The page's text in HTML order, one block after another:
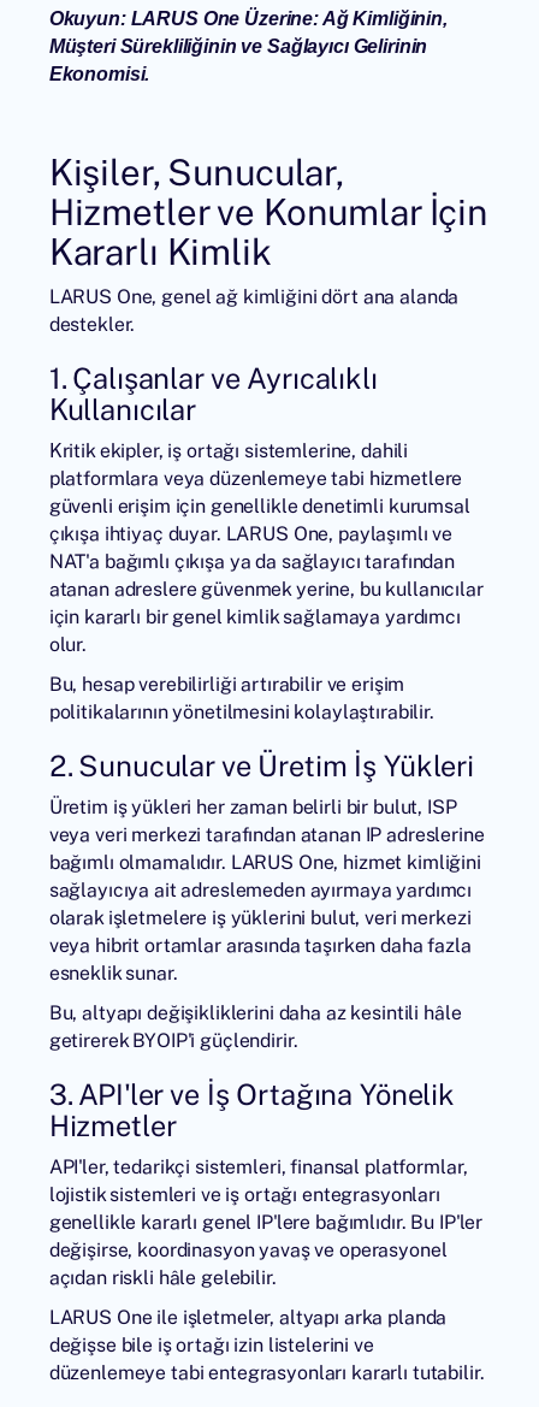
Okuyun: LARUS One Üzerine: Ağ Kimliğinin,
Müşteri Sürekliliğinin ve Sağlayıcı Gelirinin
Ekonomisi.
Kişiler, Sunucular,
Hizmetler ve Konumlar İçin
Kararlı Kimlik
LARUS One, genel ağ kimliğini dört ana alanda
destekler.
1. Çalışanlar ve Ayrıcalıklı
Kullanıcılar
Kritik ekipler, iş ortağı sistemlerine, dahili
platformlara veya düzenlemeye tabi hizmetlere
güvenli erişim için genellikle denetimli kurumsal
çıkışa ihtiyaç duyar. LARUS One, paylaşımlı ve
NAT'a bağımlı çıkışa ya da sağlayıcı tarafından
atanan adreslere güvenmek yerine, bu kullanıcılar
için kararlı bir genel kimlik sağlamaya yardımcı
olur.
Bu, hesap verebilirliği artırabilir ve erişim
politikalarının yönetilmesini kolaylaştırabilir.
2. Sunucular ve Üretim İş Yükleri
Üretim iş yükleri her zaman belirli bir bulut, ISP
veya veri merkezi tarafından atanan IP adreslerine
bağımlı olmamalıdır. LARUS One, hizmet kimliğini
sağlayıcıya ait adreslemeden ayırmaya yardımcı
olarak işletmelere iş yüklerini bulut, veri merkezi
veya hibrit ortamlar arasında taşırken daha fazla
esneklik sunar.
Bu, altyapı değişikliklerini daha az kesintili hâle
getirerek BYOIP'i güçlendirir.
3. API'ler ve İş Ortağına Yönelik
Hizmetler
API'ler, tedarikçi sistemleri, finansal platformlar,
lojistik sistemleri ve iş ortağı entegrasyonları
genellikle kararlı genel IP'lere bağımlıdır. Bu IP'ler
değişirse, koordinasyon yavaş ve operasyonel
açıdan riskli hâle gelebilir.
LARUS One ile işletmeler, altyapı arka planda
değişse bile iş ortağı izin listelerini ve
düzenlemeye tabi entegrasyonları kararlı tutabilir.